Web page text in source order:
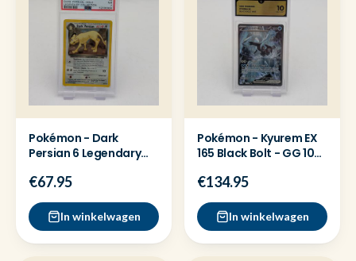
Pokémon - Dark
Persian 6 Legendary
€67.95
In winkelwagen
Pokémon - Kyurem EX
165 Black Bolt - GG 10
€134.95
In winkelwagen